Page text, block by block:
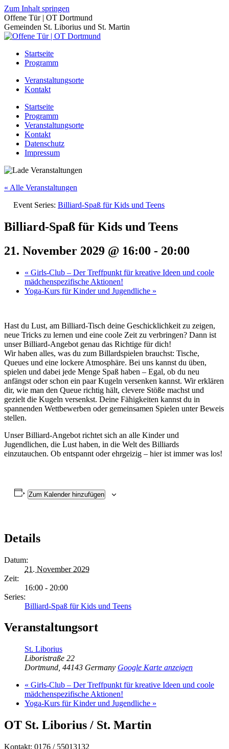
Zum Inhalt springen
Offene Tür | OT Dortmund
Gemeinden St. Liborius und St. Martin
Startseite
Programm
Veranstaltungsorte
Kontakt
Startseite
Programm
Veranstaltungsorte
Kontakt
Datenschutz
Impressum
« Alle Veranstaltungen
Event Series: Billiard-Spaß für Kids und Teens
Billiard-Spaß für Kids und Teens
21. November 2029 @ 16:00 - 20:00
« Girls-Club – Der Treffpunkt für kreative Ideen und coole
mädchenspezifische Aktionen!
Yoga-Kurs für Kinder und Jugendliche »
Hast du Lust, am Billiard-Tisch deine Geschicklichkeit zu zeigen,
neue Tricks zu lernen und eine coole Zeit zu verbringen? Dann ist
unser Billiard-Angebot genau das Richtige für dich!
Wir haben alles, was du zum Billardspielen brauchst: Tische,
Queues und eine lockere Atmosphäre. Bei uns kannst du üben,
spielen und dabei jede Menge Spaß haben – Egal, ob du neu
anfängst oder schon ein paar Kugeln versenken kannst. Wir erklären
dir, wie man den Queue richtig hält, clevere Stöße machst und
gezielt die Kugeln versenkst. Deine Fähigkeiten kannst du in
spannenden Wettbewerben oder gemeinsamen Spielen unter Beweis
stellen.
Unser Billiard-Angebot richtet sich an alle Kinder und
Jugendlichen, die Lust haben, in die Welt des Billiards
einzutauchen. Ob entspannt oder ehrgeizig – hier ist immer was los!
Zum Kalender hinzufügen
Details
Datum:
21. November 2029
Zeit:
16:00 - 20:00
Series:
Billiard-Spaß für Kids und Teens
Veranstaltungsort
St. Liborius
Liboristraße 22
Dortmund 44143 Germany Google Karte anzeigen
« Girls-Club – Der Treffpunkt für kreative Ideen und coole
mädchenspezifische Aktionen!
Yoga-Kurs für Kinder und Jugendliche »
OT St. Liborius / St. Martin
Kontakt: 0176 / 55013132